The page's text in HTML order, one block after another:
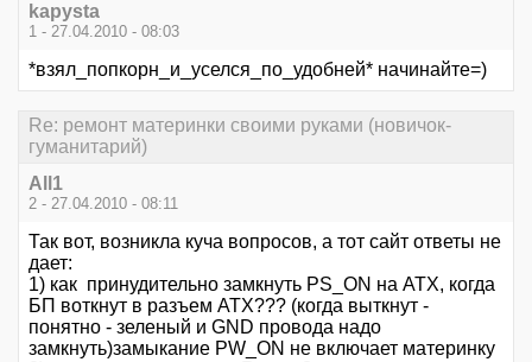
kapysta
1 - 27.04.2010 - 08:03
*взял_попкорн_и_уселся_по_удобней* начинайте=)
Re: ремонт материнки своими руками (новичок-
гуманитарий)
All1
2 - 27.04.2010 - 08:11
Так вот, возникла куча вопросов, а тот сайт ответы не
дает:
1) как принудительно замкнуть PS_ON на ATX, когда
БП воткнут в разъем ATX??? (когда выткнут -
понятно - зеленый и GND провода надо
замкнуть)замыкание PW_ON не включает материнку